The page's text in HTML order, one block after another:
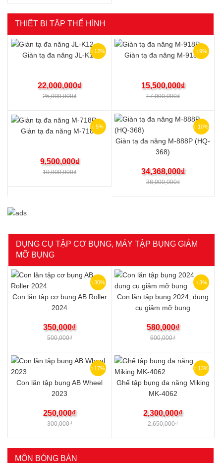
THIẾT BỊ TẬP THỂ HÌNH
12%
Giàn tạ đa năng JL-K12
25,000,000₫
22,000,000₫
9%
Giàn tạ đa năng M-918P
17,000,000₫
15,500,000₫
5%
Giàn tạ đa năng M-718P
10,000,000₫
9,500,000₫
10%
Giàn tạ đa năng M-888P (HQ-
368)
38,000,000₫
34,368,000₫
DỤNG CỤ TẬP CƠ BỤNG, MÁY TẬP BỤNG GIẢM
MỠ BỤNG
30%
Con lăn tập cơ bụng AB Roller
2024
500,000₫
350,000₫
3%
Con lăn tập bụng 2024, dụng
cụ giảm mỡ bụng
600,000₫
580,000₫
17%
Con lăn tập bụng AB Wheel
2023
300,000₫
250,000₫
13%
Ghế tập bụng đa năng Miking
MK-4062
2,650,000₫
2,300,000₫
MÔN BÓNG BÀN